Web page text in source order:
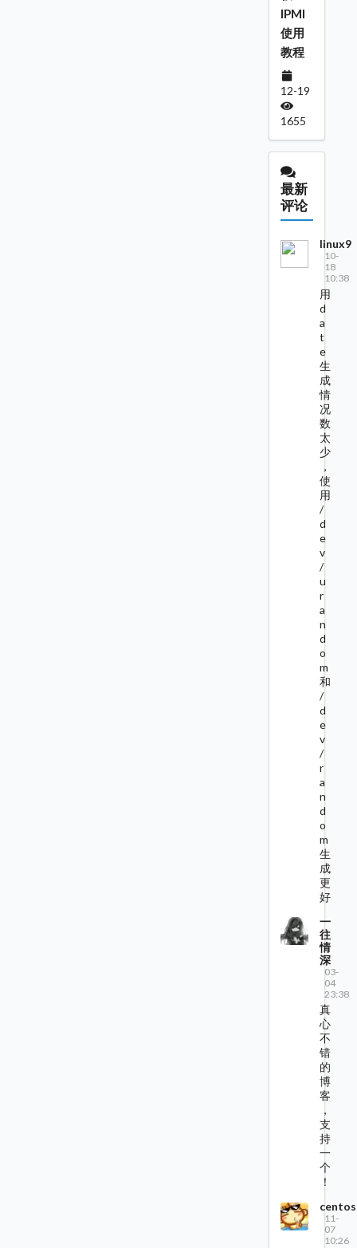
IPMI
使用
教程
12-19
1655
最新
评论
linux9
10-
18
10:38
用
d
a
t
e
生
成
情
况
数
太
少
，
使
用
/
d
e
v
/
u
r
a
n
d
o
m
和
/
d
e
v
/
r
a
n
d
o
m
生
成
更
好
一
往
情
深
03-
04
23:38
真
心
不
错
的
博
客
，
支
持
一
个
！
centos
11-
07
10:26